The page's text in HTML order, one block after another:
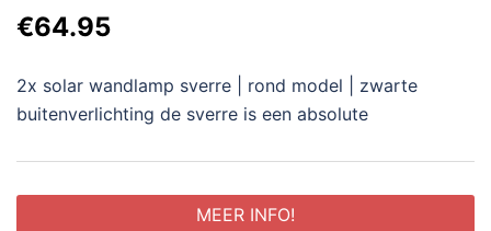
Oorspronkelijke
was:
€79.90.
€64.95Huidige
is:
€64.95.
2x solar wandlamp sverre | rond model | zwarte
buitenverlichting de sverre is een absolute
MEER INFO!